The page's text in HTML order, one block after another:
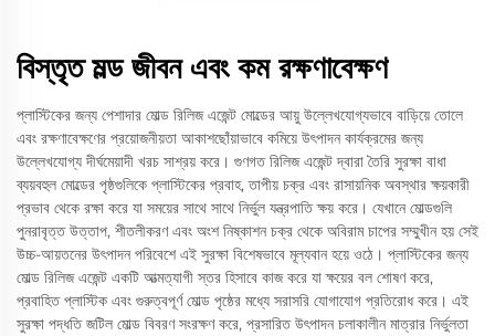
বিস্তৃত মল্ড জীবন এবং কম রক্ষণাবেক্ষণ
প্লাস্টিকের জন্য পেশাদার মোল্ড রিলিজ এজেন্ট মোল্ডের আয়ু উল্লেখযোগ্যভাবে বাড়িয়ে তোলে
এবং রক্ষণাবেক্ষণের প্রয়োজনীয়তা আকাশছোঁয়াভাবে কমিয়ে উৎপাদন কার্যক্রমের জন্য
উল্লেখযোগ্য দীর্ঘমেয়াদী খরচ সাশ্রয় করে। গুণগত রিলিজ এজেন্ট দ্বারা তৈরি সুরক্ষা বাধা
ব্যয়বহুল মোল্ডের পৃষ্ঠগুলিকে প্লাস্টিকের প্রবাহ, তাপীয় চক্র এবং রাসায়নিক অবস্থার ক্ষয়কারী
প্রভাব থেকে রক্ষা করে যা সময়ের সাথে সাথে নির্ভুল যন্ত্রপাতি ক্ষয় করে। যেখানে মোল্ডগুলি
পুনরাবৃত্ত উত্তাপ, শীতলীকরণ এবং অংশ নিষ্কাশন চক্র থেকে অবিরাম চাপের সম্মুখীন হয় সেই
উচ্চ-আয়তনের উৎপাদন পরিবেশে এই সুরক্ষা বিশেষভাবে মূল্যবান হয়ে ওঠে। প্লাস্টিকের জন্য
মোল্ড রিলিজ এজেন্ট একটি আত্মত্যাগী স্তর হিসাবে কাজ করে যা ক্ষয়ের বল শোষণ করে,
প্রবাহিত প্লাস্টিক এবং গুরুত্বপূর্ণ মোল্ড পৃষ্ঠের মধ্যে সরাসরি যোগাযোগ প্রতিরোধ করে। এই
সুরক্ষা পদ্ধতি জটিল মোল্ড বিবরণ সংরক্ষণ করে, প্রসারিত উৎপাদন চলাকালীন মাত্রার নির্ভুলতা